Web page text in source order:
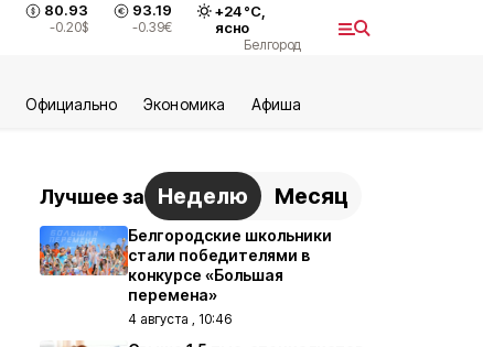
80.93
-0.20$
93.19
-0.39€
+24°С,
ясно
Белгород
Официально Экономика Aфиша
Лучшее за Неделю Месяц
Белгородские школьники
стали победителями в
конкурсе «Большая
перемена»
4 августа , 10:46